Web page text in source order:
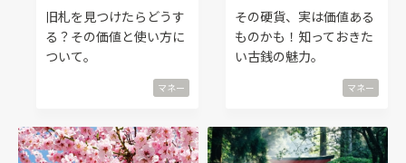
旧札を見つけたらどうす
る？その価値と使い方に
ついて。
マネー
その硬貨、実は価値ある
ものかも！知っておきた
い古銭の魅力。
マネー